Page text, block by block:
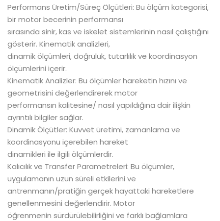
Performans Üretim/Süreç Ölçütleri: Bu ölçüm kategorisi,
bir motor becerinin performansı
sırasında sinir, kas ve iskelet sistemlerinin nasıl çalıştığını
gösterir. Kinematik analizleri,
dinamik ölçümleri, doğruluk, tutarlılık ve koordinasyon
ölçümlerini içerir.
Kinematik Analizler: Bu ölçümler hareketin hızını ve
geometrisini değerlendirerek motor
performansın kalitesine/ nasıl yapıldığına dair ilişkin
ayrıntılı bilgiler sağlar.
Dinamik Ölçütler: Kuvvet üretimi, zamanlama ve
koordinasyonu içerebilen hareket
dinamikleri ile ilgili ölçümlerdir.
Kalıcılık ve Transfer Parametreleri: Bu ölçümler,
uygulamanın uzun süreli etkilerini ve
antrenmanın/pratiğin gerçek hayattaki hareketlere
genellenmesini değerlendirir. Motor
öğrenmenin sürdürülebilirliğini ve farklı bağlamlara